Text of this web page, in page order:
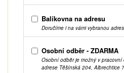
Balíkovna na adresu
Doručíme i na vámi vybranou
Osobní odběr - ZDARMA
Osobní odběr je možný v
adrese Těšínská 204, Albrechtice